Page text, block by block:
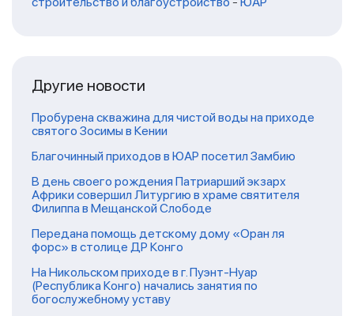
Другие новости
Пробурена скважина для чистой воды на приходе
святого Зосимы в Кении
Благочинный приходов в ЮАР посетил Замбию
В день своего рождения Патриарший экзарх
Африки совершил Литургию в храме святителя
Филиппа в Мещанской Слободе
Передана помощь детскому дому «Оран ля
форс» в столице ДР Конго
На Никольском приходе в г. Пуэнт-Нуар
(Республика Конго) начались занятия по
богослужебному уставу